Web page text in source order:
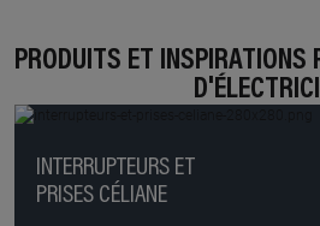
PRODUITS ET INSPIRATIONS
INTERRUPTEURS ET
PRISES CÉLIANE